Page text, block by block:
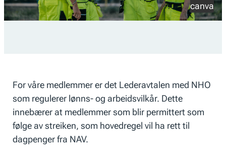
canva
For våre medlemmer er det Lederavtalen med NHO
som regulerer lønns- og arbeidsvilkår. Dette
innebærer at medlemmer som blir permittert som
følge av streiken, som hovedregel vil ha rett til
dagpenger fra NAV.